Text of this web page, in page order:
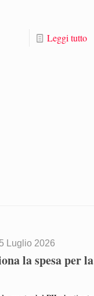
Leggi tutto
Luglio 2026
la spesa per la